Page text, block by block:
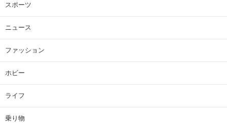
スポーツ
ニュース
ファッション
ホビー
ライフ
乗り物